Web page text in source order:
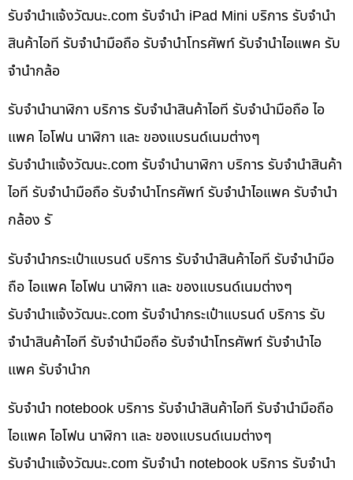
รับจํานําแจ้งวัฒนะ.com รับจำนำ iPad Mini บริการ รับจำนำ
สินค้าไอที รับจำนำมือถือ รับจำนำโทรศัพท์ รับจำนำไอแพค รับ
จำนำกล้อ
รับจำนำนาฬิกา บริการ รับจำนำสินค้าไอที รับจำนำมือถือ ไอ
แพค ไอโฟน นาฬิกา และ ของแบรนด์เนมต่างๆ
รับจํานําแจ้งวัฒนะ.com รับจำนำนาฬิกา บริการ รับจำนำสินค้า
ไอที รับจำนำมือถือ รับจำนำโทรศัพท์ รับจำนำไอแพค รับจำนำ
กล้อง รั
รับจำนำกระเป๋าแบรนด์ บริการ รับจำนำสินค้าไอที รับจำนำมือ
ถือ ไอแพค ไอโฟน นาฬิกา และ ของแบรนด์เนมต่างๆ
รับจํานําแจ้งวัฒนะ.com รับจำนำกระเป๋าแบรนด์ บริการ รับ
จำนำสินค้าไอที รับจำนำมือถือ รับจำนำโทรศัพท์ รับจำนำไอ
แพค รับจำนำก
รับจำนำ notebook บริการ รับจำนำสินค้าไอที รับจำนำมือถือ
ไอแพค ไอโฟน นาฬิกา และ ของแบรนด์เนมต่างๆ
รับจํานําแจ้งวัฒนะ.com รับจำนำ notebook บริการ รับจำนำ